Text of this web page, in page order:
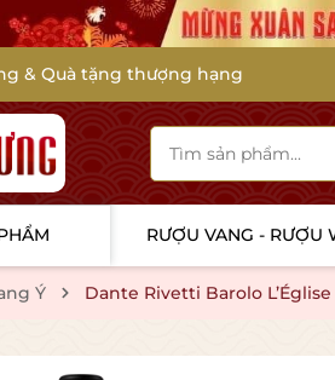
& Quà tặng thượng hạng
RƯỢU VANG - RƯỢU
Ý Dante Rivetti Barolo L’Église